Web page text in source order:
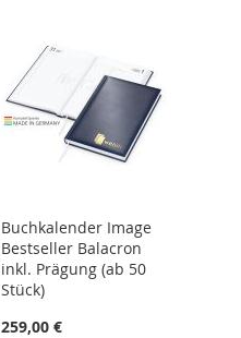
Buchkalender Image
Bestseller Balacron
inkl. Prägung (ab 50
Stück)
259,00 €